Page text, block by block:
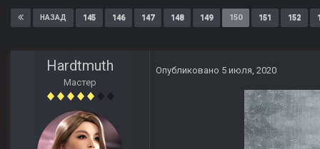
НАЗАД 145 146 147 148 149 150 151 152
Hardtmuth
Мастер
Опубликовано 5 июля, 2020